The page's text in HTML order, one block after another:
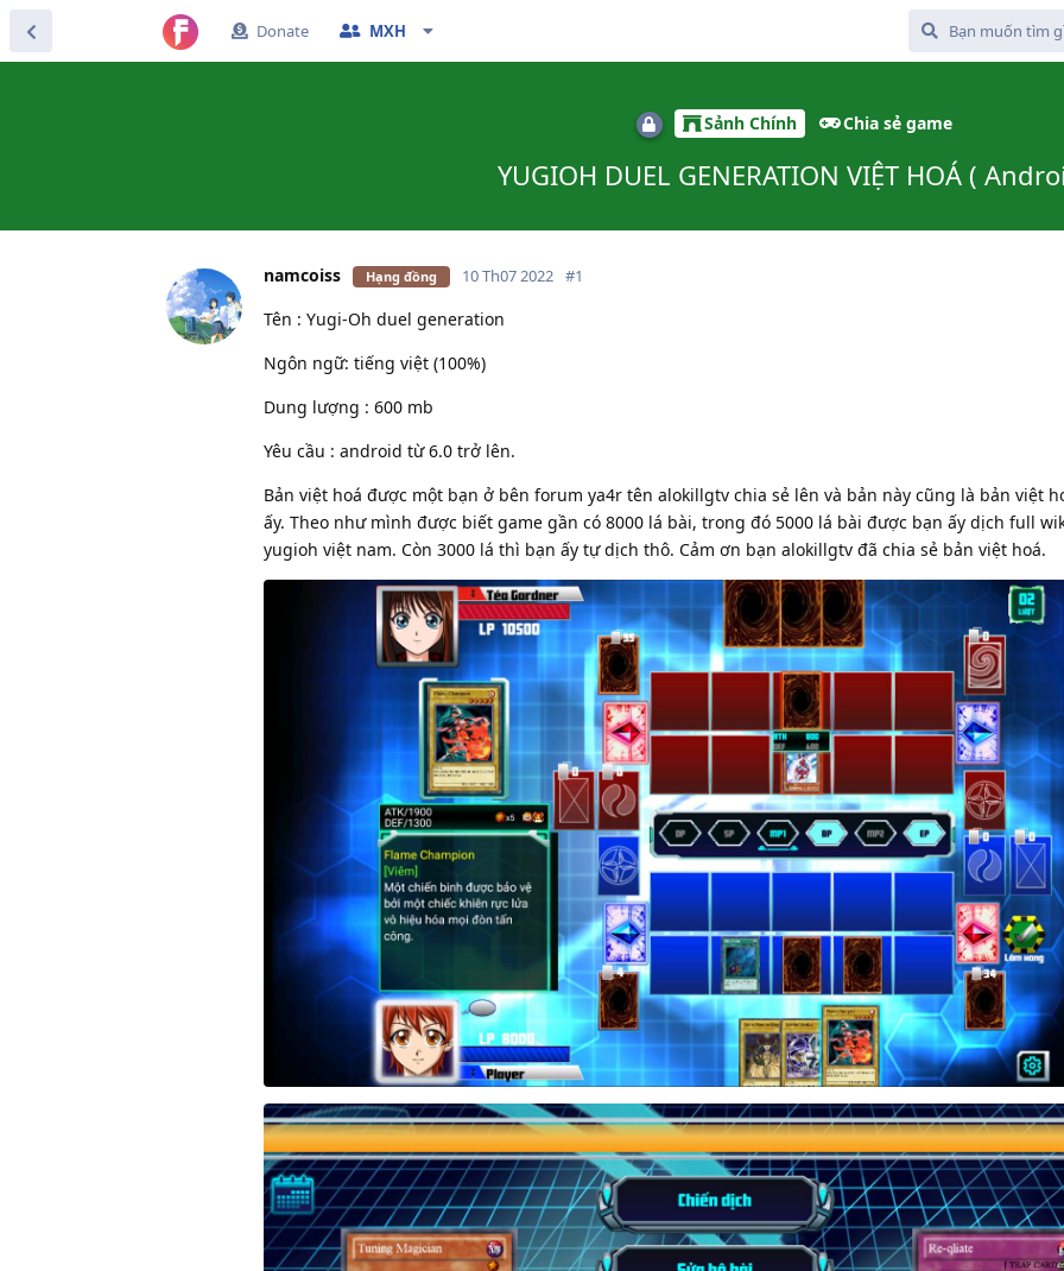
Donate MXH
Sảnh Chính Chia sẻ game
YUGIOH DUEL GENERATION VIỆT HOÁ (
namcoiss Hạng đồng 10 Th07 2022 #1
Tên : Yugi-Oh duel generation
Ngôn ngữ: tiếng việt (100%)
Dung lượng : 600 mb
Yêu cầu : android từ 6.0 trở lên.
Bản việt hoá được một bạn ở bên forum ya4r tên alokillgtv chia sẻ lên và bản này cũng là bản việt
ấy. Theo như mình được biết game gần có 8000 lá bài, trong đó 5000 lá bài được bạn ấy dịch full
yugioh việt nam. Còn 3000 lá thì bạn ấy tự dịch thô. Cảm ơn bạn alokillgtv đã chia sẻ bản việt hoá.